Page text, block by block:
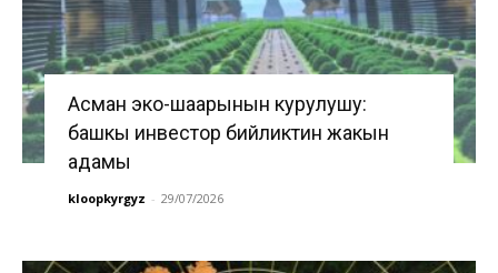
Асман эко-шаарынын курулушу:
башкы инвестор бийликтин жакын
адамы
kloopkyrgyz - 29/07/2026